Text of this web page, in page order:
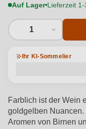
Auf Lager Lieferzeit 1-
1
Ihr KI-Sommelier
Farblich ist der Wein
goldgelben Nuancen.
Aromen von Birnen